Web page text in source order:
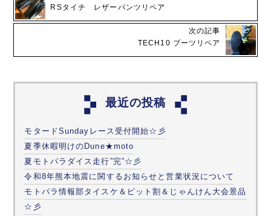
RSタイチ レザーパンツリペア
次の記事
TECH10 ブーツリペア
最近の投稿
モタードSundayレース受付開始☆彡
夏季休暇明けのDune★moto
夏モトパラダイス走行”完”☆彡
令和8年熊本地震に関するお知らせと営業状況について
モトパラ情報部タイスケ＆ピット割＆じゃんけん大会景品
☆彡